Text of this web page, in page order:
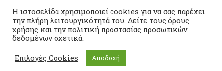
Powered By
Η ιστοσελίδα χρησιμοποιεί cookies για να σας παρέχει
την πλήρη λειτουργικότητά του. Δείτε τους όρους
χρήσης και την πολιτική προστασίας προσωπικών
δεδομένων σχετικά.
Επιλογές Cookies Αποδοχή